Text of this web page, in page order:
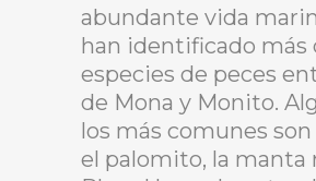
abundante vida
han identificado más
especies de peces
de Mona y Monito.
los más comunes son
el palomito, la manta